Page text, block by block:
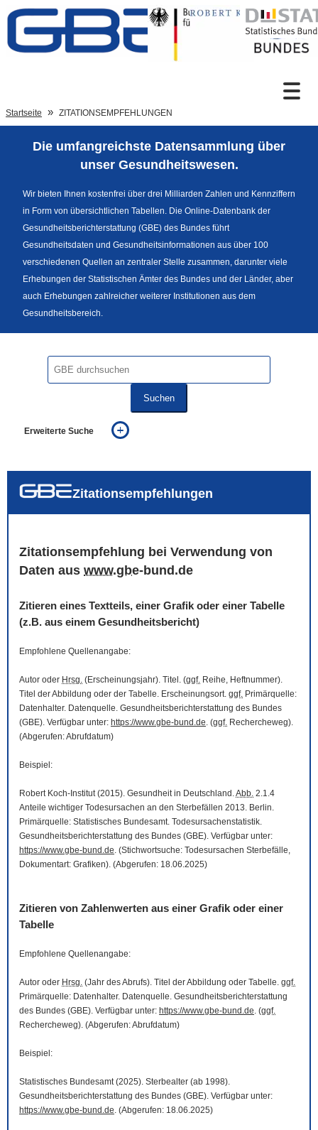
Zum Inhalt
Sprachumschaltung
Fußzeile
Startseite ZITATIONSEMPFEHLUNGEN
Die umfangreichste Datensammlung über
unser Gesundheitswesen.
Wir bieten Ihnen kostenfrei über drei Milliarden Zahlen und Kennziffern
in Form von übersichtlichen Tabellen. Die Online-Datenbank der
Gesundheitsberichterstattung (GBE) des Bundes führt
Gesundheitsdaten und Gesundheitsinformationen aus über 100
verschiedenen Quellen an zentraler Stelle zusammen, darunter viele
Erhebungen der Statistischen Ämter des Bundes und der Länder, aber
auch Erhebungen zahlreicher weiterer Institutionen aus dem
Gesundheitsbereich.
Suchen
Erweiterte Suche
auch in allen Texten suchen (Volltextsuche)
Zitationsempfehlungen
Zitationsempfehlung bei Verwendung von
Daten aus www.gbe-bund.de
Zitieren eines Textteils, einer Grafik oder einer Tabelle
(z.B. aus einem Gesundheitsbericht)
Empfohlene Quellenangabe:
Autor oder Hrsg. (Erscheinungsjahr). Titel. (ggf. Reihe, Heftnummer).
Titel der Abbildung oder der Tabelle. Erscheinungsort. ggf. Primärquelle:
Datenhalter. Datenquelle. Gesundheitsberichterstattung des Bundes
(GBE). Verfügbar unter: https://www.gbe-bund.de. (ggf. Rechercheweg).
(Abgerufen: Abrufdatum)
Beispiel:
Robert Koch-Institut (2015). Gesundheit in Deutschland.Abb. 2.1.4
Anteile wichtiger Todesursachen an den Sterbefällen 2013. Berlin.
Primärquelle: Statistisches Bundesamt. Todesursachenstatistik.
Gesundheitsberichterstattung des Bundes (GBE). Verfügbar unter:
https://www.gbe-bund.de. (Stichwortsuche: Todesursachen Sterbefälle,
Dokumentart: Grafiken). (Abgerufen: 18.06.2025)
Zitieren von Zahlenwerten aus einer Grafik oder einer
Tabelle
Empfohlene Quellenangabe:
Autor oder Hrsg. (Jahr des Abrufs). Titel der Abbildung oder Tabelle. ggf.
Primärquelle: Datenhalter. Datenquelle. Gesundheitsberichterstattung
des Bundes (GBE). Verfügbar unter: https://www.gbe-bund.de. (ggf.
Rechercheweg). (Abgerufen: Abrufdatum)
Beispiel:
Statistisches Bundesamt (2025). Sterbealter (ab 1998).
Gesundheitsberichterstattung des Bundes (GBE). Verfügbar unter:
https://www.gbe-bund.de. (Abgerufen: 18.06.2025)